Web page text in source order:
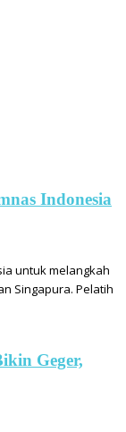
Indonesia
untuk melangkah
Singapura. Pelatih
Geger,